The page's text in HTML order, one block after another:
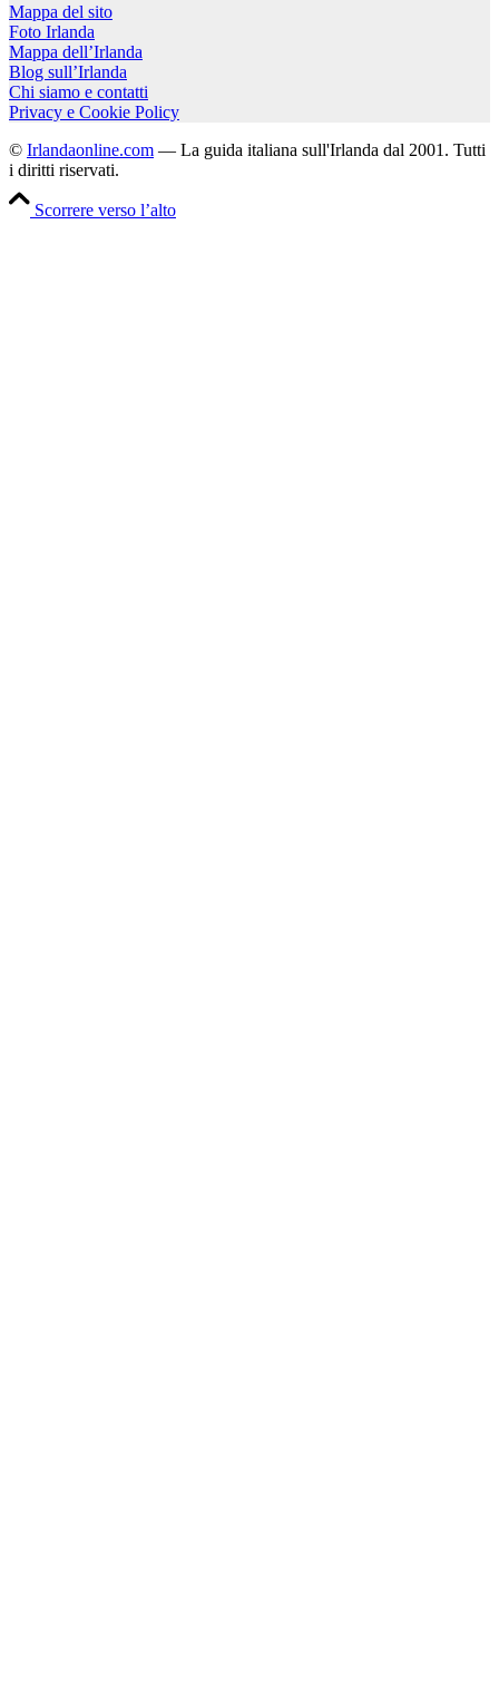
Mappa del sito
Foto Irlanda
Mappa dell’Irlanda
Blog sull’Irlanda
Chi siamo e contatti
Privacy e Cookie Policy
© Irlandaonline.com — La guida italiana sull'Irlanda dal 2001. Tutti
i diritti riservati.
Scorrere verso l’alto